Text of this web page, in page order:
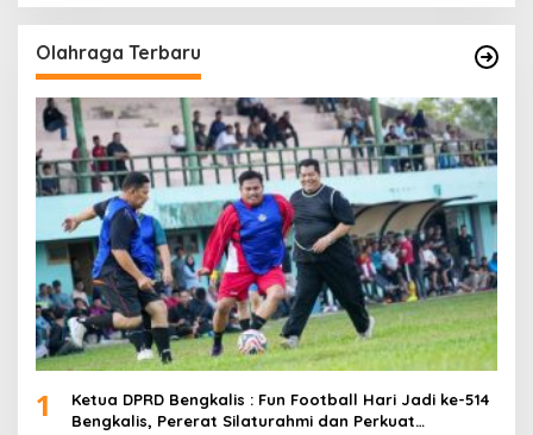
Olahraga Terbaru
1
Ketua DPRD Bengkalis : Fun Football Hari Jadi ke-514
Bengkalis, Pererat Silaturahmi dan Perkuat